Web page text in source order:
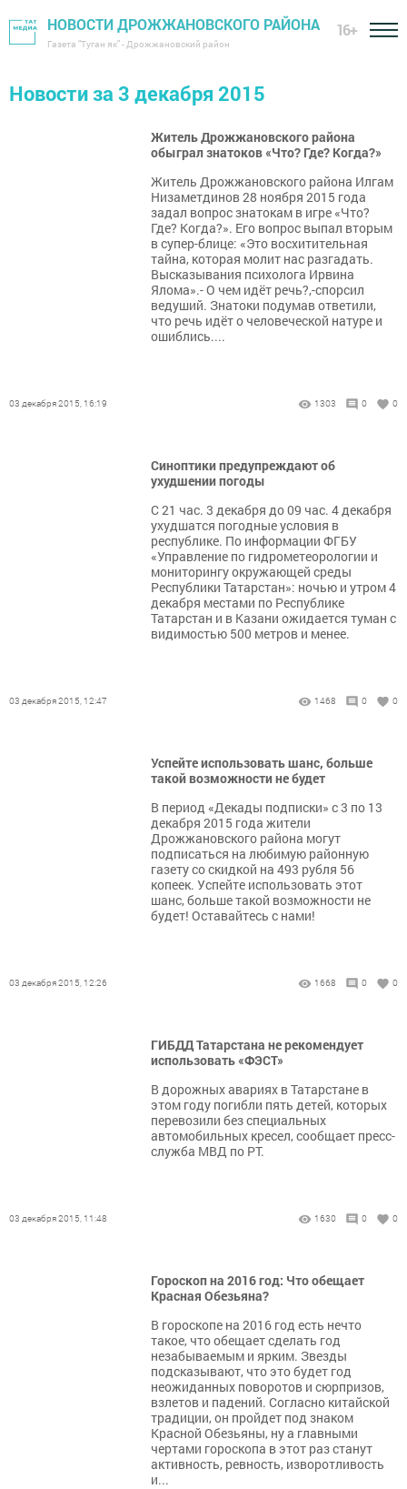
НОВОСТИ ДРОЖЖАНОВСКОГО РАЙОНА
Газета "Туган як" - Дрожжановский район
16+
Новости за 3 декабря 2015
Житель Дрожжановского района
обыграл знатоков «Что? Где? Когда?»
Житель Дрожжановского района Илгам
Низаметдинов 28 ноября 2015 года
задал вопрос знатокам в игре «Что?
Где? Когда?». Его вопрос выпал вторым
в супер-блице: «Это восхитительная
тайна, которая молит нас разгадать.
Высказывания психолога Ирвина
Ялома».- О чем идёт речь?,-спорсил
ведуший. Знатоки подумав ответили,
что речь идёт о человеческой натуре и
ошиблись....
03 декабря 2015, 16:19 1303 0 0
Синоптики предупреждают об
ухудшении погоды
С 21 час. 3 декабря до 09 час. 4 декабря
ухудшатся погодные условия в
республике. По информации ФГБУ
«Управление по гидрометеорологии и
мониторингу окружающей среды
Республики Татарстан»: ночью и утром 4
декабря местами по Республике
Татарстан и в Казани ожидается туман с
видимостью 500 метров и менее.
03 декабря 2015, 12:47 1468 0 0
Успейте использовать шанс, больше
такой возможности не будет
В период «Декады подписки» с 3 по 13
декабря 2015 года жители
Дрожжановского района могут
подписаться на любимую районную
газету со скидкой на 493 рубля 56
копеек. Успейте использовать этот
шанс, больше такой возможности не
будет! Оставайтесь с нами!
03 декабря 2015, 12:26 1668 0 0
ГИБДД Татарстана не рекомендует
использовать «ФЭСТ»
В дорожных авариях в Татарстане в
этом году погибли пять детей, которых
перевозили без специальных
автомобильных кресел, сообщает пресс-
служба МВД по РТ.
03 декабря 2015, 11:48 1630 0 0
Гороскоп на 2016 год: Что обещает
Красная Обезьяна?
В гороскопе на 2016 год есть нечто
такое, что обещает сделать год
незабываемым и ярким. Звезды
подсказывают, что это будет год
неожиданных поворотов и сюрпризов,
взлетов и падений. Согласно китайской
традиции, он пройдет под знаком
Красной Обезьяны, ну а главными
чертами гороскопа в этот раз станут
активность, ревность, изворотливость
и...